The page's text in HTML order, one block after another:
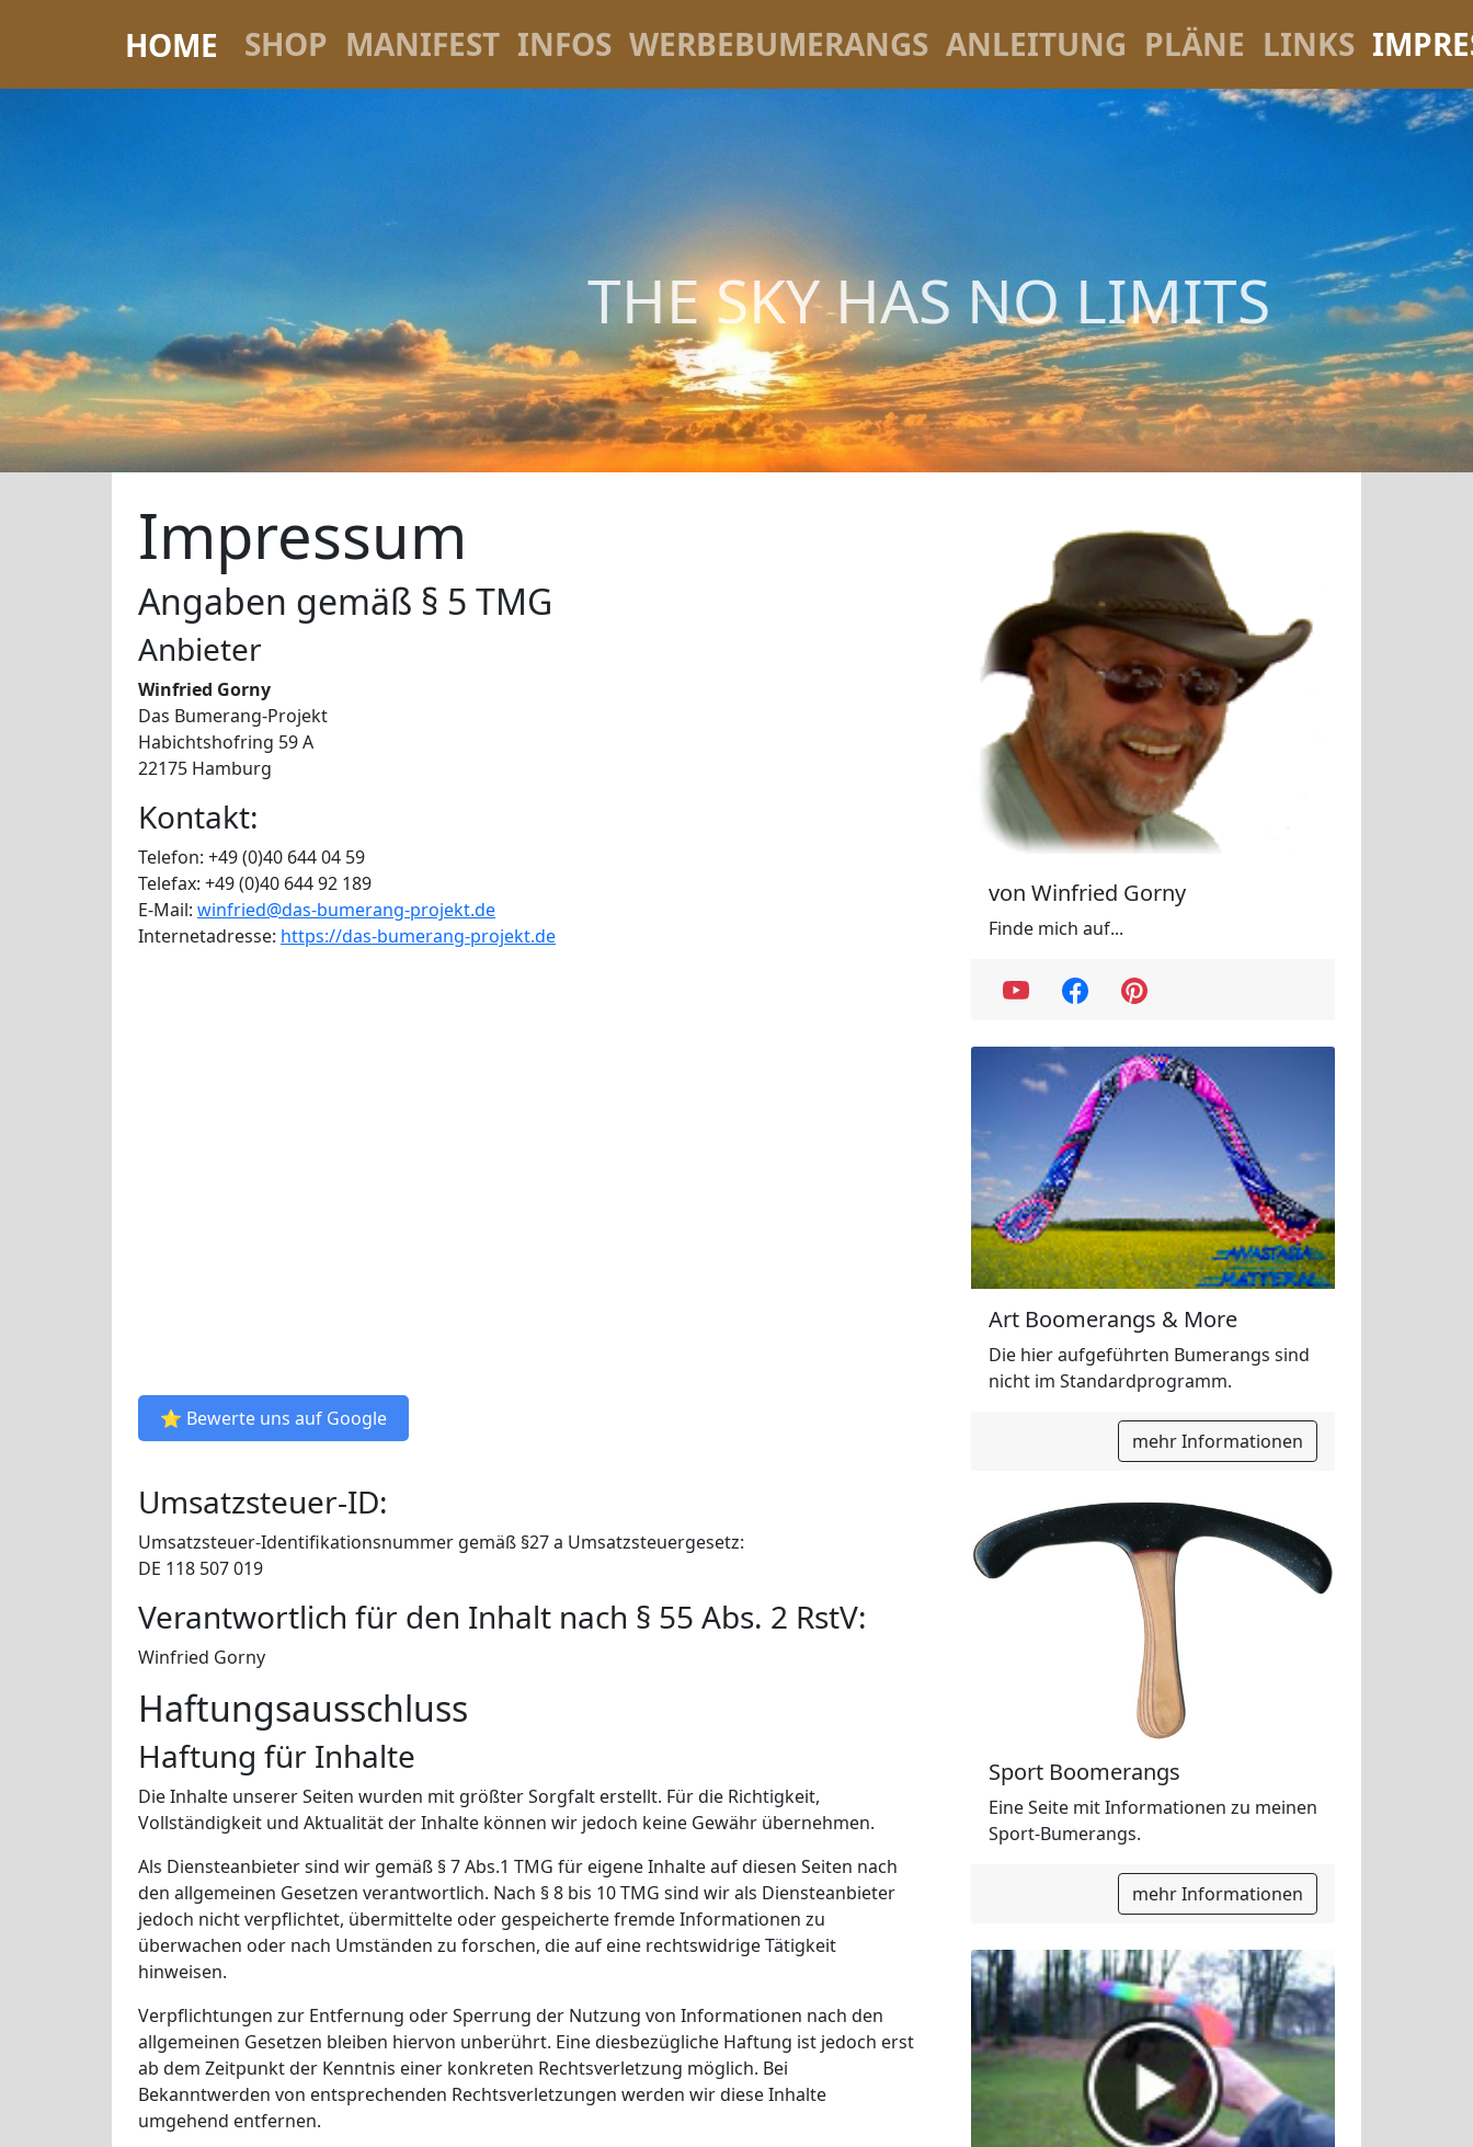
HOME SHOP MANIFEST INFOS WERBEBUMERANGS ANLEITUNG PLÄNE LINKS
THE SKY HAS NO LIMITS
Impressum
Angaben gemäß § 5 TMG
Anbieter
Winfried Gorny
Das Bumerang-Projekt
Habichtshofring 59 A
22175 Hamburg
Kontakt:
Telefon: +49 (0)40 644 04 59
Telefax: +49 (0)40 644 92 189
E-Mail: winfried@das-bumerang-projekt.de
Internetadresse: https://das-bumerang-projekt.de
⭐ Bewerte uns auf Google
Umsatzsteuer-ID:
Umsatzsteuer-Identifikationsnummer gemäß §27 a Umsatzsteuergesetz:
DE 118 507 019
Verantwortlich für den Inhalt nach § 55 Abs. 2 RstV:
Winfried Gorny
Haftungsausschluss
Haftung für Inhalte
Die Inhalte unserer Seiten wurden mit größter Sorgfalt erstellt. Für die Richtigkeit,
Vollständigkeit und Aktualität der Inhalte können wir jedoch keine Gewähr übernehmen.
Als Diensteanbieter sind wir gemäß § 7 Abs.1 TMG für eigene Inhalte auf diesen Seiten nach
den allgemeinen Gesetzen verantwortlich. Nach § 8 bis 10 TMG sind wir als Diensteanbieter
jedoch nicht verpflichtet, übermittelte oder gespeicherte fremde Informationen zu
überwachen oder nach Umständen zu forschen, die auf eine rechtswidrige Tätigkeit
hinweisen.
Verpflichtungen zur Entfernung oder Sperrung der Nutzung von Informationen nach den
allgemeinen Gesetzen bleiben hiervon unberührt. Eine diesbezügliche Haftung ist jedoch erst
ab dem Zeitpunkt der Kenntnis einer konkreten Rechtsverletzung möglich. Bei
Bekanntwerden von entsprechenden Rechtsverletzungen werden wir diese Inhalte
umgehend entfernen.
von Winfried Gorny
Finde mich auf...
Art Boomerangs & More
Die hier aufgeführten Bumerangs sind
nicht im Standardprogramm.
mehr Informationen
Sport Boomerangs
Eine Seite mit Informationen zu meinen
Sport-Bumerangs.
mehr Informationen